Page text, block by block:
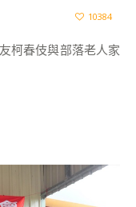
10384
柯春伎與部落老人家